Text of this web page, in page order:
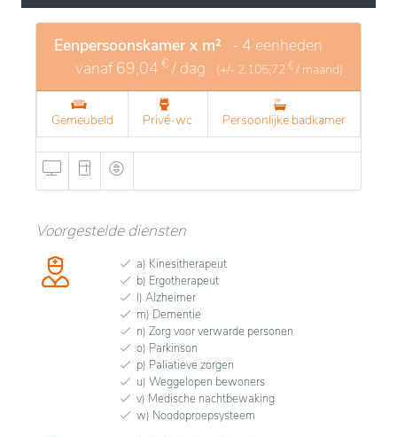
Eenpersoonskamer x m² - 4 eenheden
vanaf69,04 € / dag (+/- 2.105,72 € / maand)
Gemeubeld Privé-wc Persoonlijke badkamer
Voorgestelde diensten
a) Kinesitherapeut
b) Ergotherapeut
l) Alzheimer
m) Dementie
n) Zorg voor verwarde personen
o) Parkinson
p) Paliatieve zorgen
u) Weggelopen bewoners
v) Medische nachtbewaking
w) Noodoproepsysteem